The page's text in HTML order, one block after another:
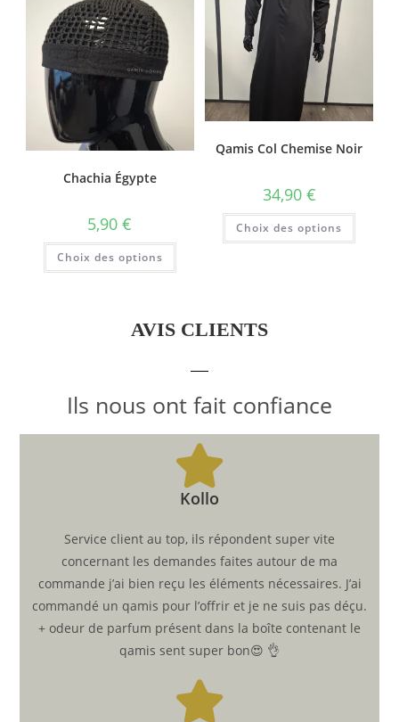
Chachia Égypte
5,90€
Choix des options
Qamis Col Chemise Noir
34,90 €
Choix des options
AVIS CLIENTS
Ils nous ont fait confiance
Kollo
Service client au top, ils répondent super vite
concernant les demandes faites autour de ma
commande j’ai bien reçu les éléments nécessaires. J’ai
commandé un qamis pour l’offrir et je ne suis pas déçu.
+ odeur de parfum présent dans la boîte contenant le
qamis sent super bon😍 👌